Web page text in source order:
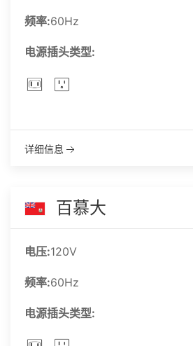
频率:60Hz
电源插头类型:
详细信息
百慕大
电压:120V
频率:60Hz
电源插头类型: